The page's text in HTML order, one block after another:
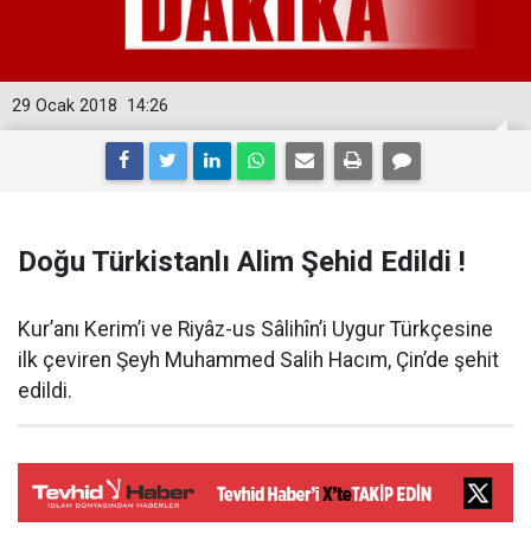
14:26
29 Ocak 2018
Doğu Türkistanlı Alim Şehid Edildi !
Kur’anı Kerim’i ve Riyâz-us Sâlihîn’i Uygur Türkçesine
ilk çeviren Şeyh Muhammed Salih Hacım, Çin’de şehit
edildi.